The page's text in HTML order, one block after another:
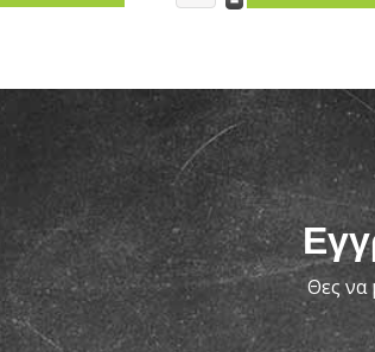
Θες να